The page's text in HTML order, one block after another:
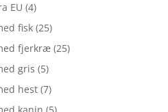
EU (4)
fisk (25)
fjerkræ (25)
gris (5)
hest (7)